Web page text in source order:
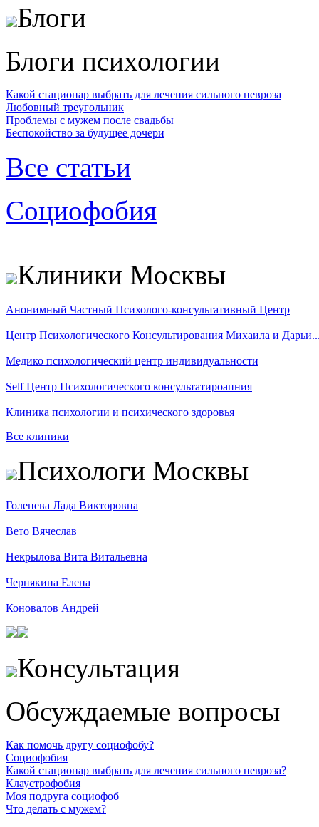
Блоги
Блоги психологии
Какой стационар выбрать для лечения сильного невроза
Любовный треугольник
Проблемы с мужем после свадьбы
Беспокойство за будущее дочери
Все статьи
Социофобия
Клиники Москвы
Анонимный Частный Психолого-консультативный Центр
Центр Психологического Консультирования Михаила и
Медико психологический центр индивидуальности
Self Центр Психологического консультатироапния
Клиника психологии и психического здоровья
Все клиники
Психологи Москвы
Голенева Лада Викторовна
Вето Вячеслав
Некрылова Вита Витальевна
Чернякина Елена
Коновалов Андрей
Консультация
Обсуждаемые вопросы
Как помочь другу социофобу?
Социофобия
Какой стационар выбрать для лечения сильного невроза?
Клаустрофобия
Моя подруга социофоб
Что делать с мужем?